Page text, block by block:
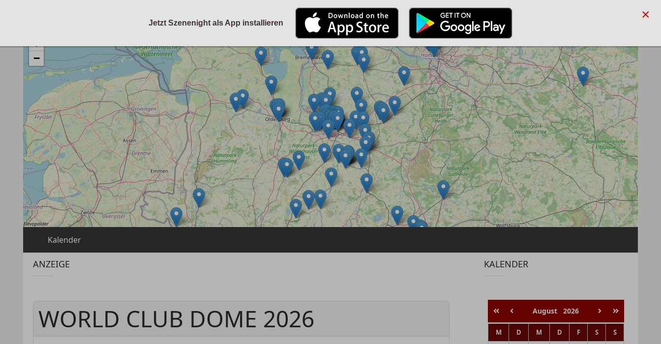
KALENDER PARTYFOTOS FÜR VERANSTALTER/PARTNER
+
−
Kalender
ANZEIGE
WORLD CLUB DOME 2026
KALENDER
August 2026
M D M D F S
S
ANMELDENODERREGISTRIEREN
Angemeldet bleiben
ANMELDEN
Registrieren
Benutzername vergessen
Passwort vergessen
×
Jetzt Szenenight als App installieren